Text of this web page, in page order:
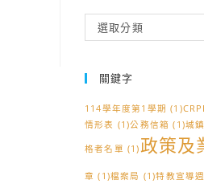
類
選取分類
關鍵字
114學年度第1學期 (1)
情形表 (1)公務信箱 (1)城
格者名單 (1)政策及
章 (1)檔案局 (1)特教宣導週